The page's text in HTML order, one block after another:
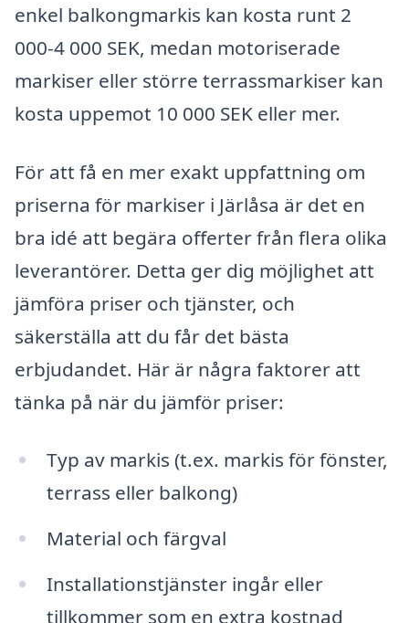
enkel balkongmarkis kan kosta runt 2
000-4 000 SEK, medan motoriserade
markiser eller större terrassmarkiser kan
kosta uppemot 10 000 SEK eller mer.
För att få en mer exakt uppfattning om
priserna för markiser i Järlåsa är det en
bra idé att begära offerter från flera olika
leverantörer. Detta ger dig möjlighet att
jämföra priser och tjänster, och
säkerställa att du får det bästa
erbjudandet. Här är några faktorer att
tänka på när du jämför priser:
Typ av markis (t.ex. markis för fönster,
terrass eller balkong)
Material och färgval
Installationstjänster ingår eller
tillkommer som en extra kostnad